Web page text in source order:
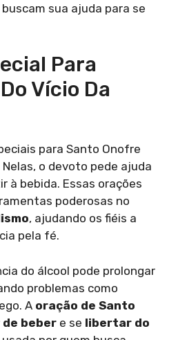
sua ajuda para se
Para
Vício Da
para Santo Onofre
o devoto pede ajuda
à bebida. Essas orações
poderosas no
, ajudando os fiéis a
pela fé.
do álcool pode prolongar
problemas como
A oração de Santo
beber e se libertar do